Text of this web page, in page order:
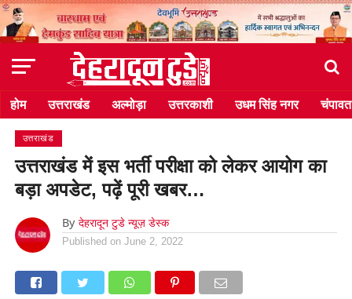
होम उत्तराखंड अल्मोड़ा उत्तरकाशी उधम सिंह नगर चंपावत
उत्तराखंड
उत्तराखंड में इस भर्ती परीक्षा को लेकर आयोग का
बड़ा अपडेट, पढ़ें पूरी खबर…
By देहरादून टुडे न्यूज़ डेस्क
Published on June 2, 2022